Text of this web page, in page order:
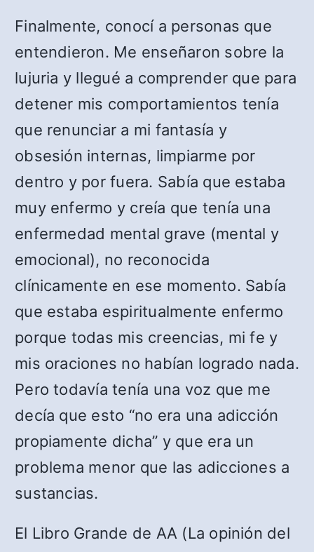
Finalmente, conocí a personas que
entendieron. Me enseñaron sobre la
lujuria y llegué a comprender que para
detener mis comportamientos tenía
que renunciar a mi fantasía y
obsesión internas, limpiarme por
dentro y por fuera. Sabía que estaba
muy enfermo y creía que tenía una
enfermedad mental grave (mental y
emocional), no reconocida
clínicamente en ese momento. Sabía
que estaba espiritualmente enfermo
porque todas mis creencias, mi fe y
mis oraciones no habían logrado nada.
Pero todavía tenía una voz que me
decía que esto “no era una adicción
propiamente dicha” y que era un
problema menor que las adicciones a
sustancias.
El Libro Grande de AA (La opinión del